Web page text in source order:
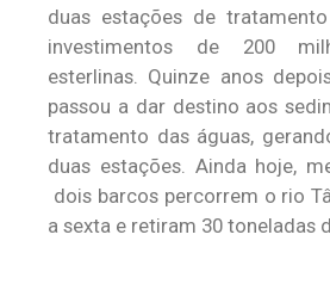
duas estações de
investimentos de 200
esterlinas. Quinze anos
passou a dar destino aos
tratamento das águas,
duas estações. Ainda hoje,
dois barcos percorrem o rio
a sexta e retiram 30 toneladas